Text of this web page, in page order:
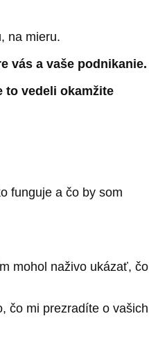
na mieru.
vás a vaše podnikanie.
to vedeli okamžite
funguje a čo by som
mohol naživo ukázať, čo
čo mi prezradíte o vašich